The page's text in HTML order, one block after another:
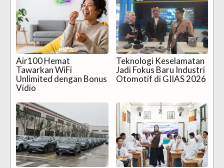
Air100 Hemat
Tawarkan WiFi
Unlimited dengan Bonus
Vidio
Teknologi Keselamatan
Jadi Fokus Baru Industri
Otomotif di GIIAS 2026